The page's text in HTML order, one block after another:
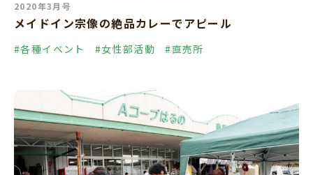
2020年3月号
メイドイン宗像の絶品カレーでアピール
#各種イベント #女性部活動 #直売所